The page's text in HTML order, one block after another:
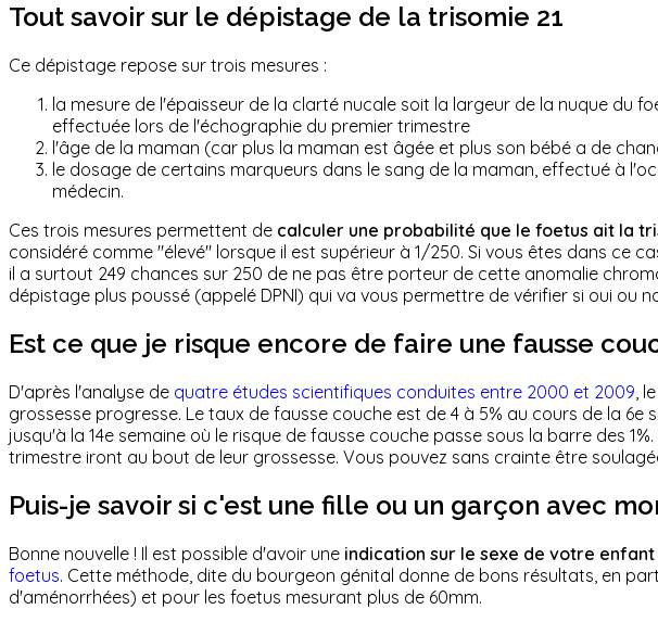
Tout savoir sur le dépistage de la trisomie 21
Ce dépistage repose sur trois mesures :
la mesure de l'épaisseur de la clarté nucale soit la largeur de la nuque du
effectuée lors de l'échographie du premier trimestre
l'âge de la maman (car plus la maman est âgée et plus son bébé a de
le dosage de certains marqueurs dans le sang de la maman, effectué à
médecin.
Ces trois mesures permettent de calculer une probabilité que le foetus ait la
considéré comme "élevé" lorsque il est supérieur à 1/250. Si vous êtes dans ce
il a surtout 249 chances sur 250 de ne pas être porteur de cette anomalie
dépistage plus poussé (appelé DPNI) qui va vous permettre de vérifier si oui ou
Est ce que je risque encore de faire une fausse
D'après l'analyse de quatre études scientifiques conduites entre 2000 et 2009 ,
grossesse progresse. Le taux de fausse couche est de 4 à 5% au cours de la
jusqu'à la 14e semaine où le risque de fausse couche passe sous la barre des
trimestre iront au bout de leur grossesse. Vous pouvez sans crainte être
Puis-je savoir si c'est une fille ou un garçon avec
Bonne nouvelle ! Il est possible d'avoir une indication sur le sexe de votre enfant
foetus. Cette méthode, dite du bourgeon génital donne de bons résultats, en
d'aménorrhées) et pour les foetus mesurant plus de 60mm.